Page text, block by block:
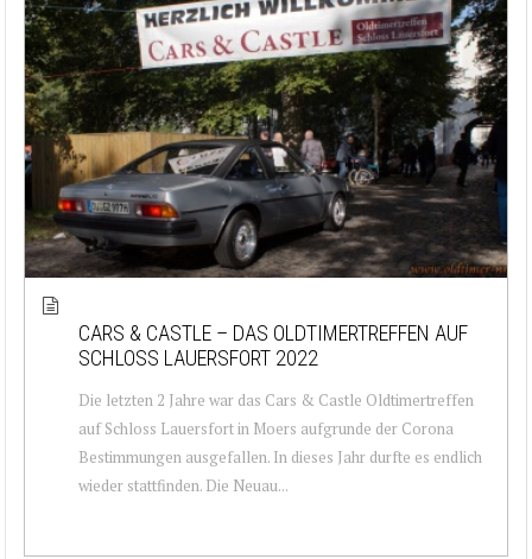
CARS & CASTLE – DAS OLDTIMERTREFFEN AUF
SCHLOSS LAUERSFORT 2022
Die letzten 2 Jahre war das Cars & Castle Oldtimertreffen
auf Schloss Lauersfort in Moers aufgrunde der Corona
Bestimmungen ausgefallen. In dieses Jahr durfte es endlich
wieder stattfinden. Die Neuau...